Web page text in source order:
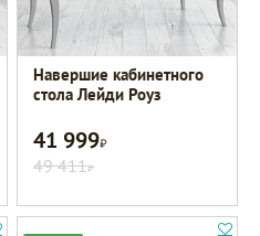
Навершие кабинетного
стола Лейди Роуз
41 999Р
49 411Р